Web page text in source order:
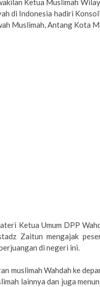
Ketua Muslimah
di Indonesia hadiri
Muslimah, Antang Kota
Ketua Umum DPP
Zaitun mengajak
di negeri ini.
muslimah Wahdah ke
lainnya dan juga